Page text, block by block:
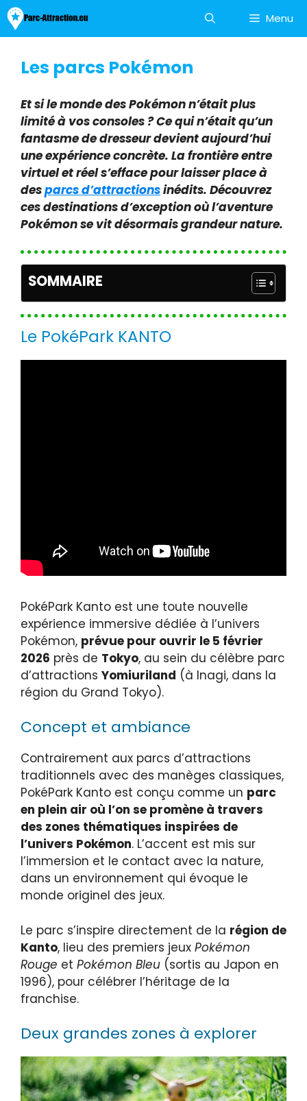
Aller
au
contenu
Menu
Les parcs Pokémon
Et si le monde des Pokémon n’était plus
limité à vos consoles ? Ce qui n’était qu’un
fantasme de dresseur devient aujourd’hui
une expérience concrète. La frontière entre
virtuel et réel s’efface pour laisser place à
desparcs d’attractionsinédits. Découvrez
ces destinations d’exception où l’aventure
Pokémon se vit désormais grandeur nature.
SOMMAIRE
Le PokéPark KANTO
PokéPark Kanto est une toute nouvelle
expérience immersive dédiée à l’univers
Pokémon, prévue pour ouvrir le 5 février
2026 près de Tokyo, au sein du célèbre parc
d’attractions Yomiuriland (à Inagi, dans la
région du Grand Tokyo).
Concept et ambiance
Contrairement aux parcs d’attractions
traditionnels avec des manèges classiques,
PokéPark Kanto est conçu comme un parc
en plein air où l’on se promène à travers
des zones thématiques inspirées de
l’univers Pokémon. L’accent est mis sur
l’immersion et le contact avec la nature,
dans un environnement qui évoque le
monde originel des jeux.
Le parc s’inspire directement de la région de
Kanto, lieu des premiers jeux Pokémon
Rouge et Pokémon Bleu (sortis au Japon en
1996), pour célébrer l’héritage de la
franchise.
Deux grandes zones à explorer